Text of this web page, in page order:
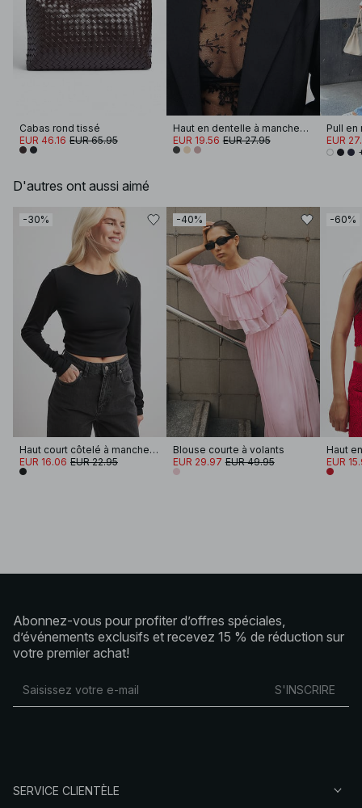
Cabas rond tissé
EUR 46.16 EUR 65.95
Haut en dentelle à manches longues
EUR 19.56 EUR 27.95
EUR
D'autres ont aussi aimé
-30%
Haut court côtelé à manches longues
EUR 16.06 EUR 22.95
-40%
Blouse courte à volants
EUR 29.97 EUR 49.95
-60%
EUR
Abonnez-vous pour profiter d’offres spéciales,
d’événements exclusifs et recevez 15 % de réduction sur
votre premier achat!
S'INSCRIRE
SERVICE CLIENTÈLE